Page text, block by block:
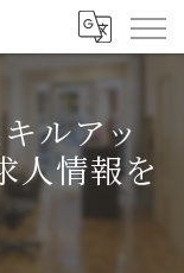
ルアッ
人情報を